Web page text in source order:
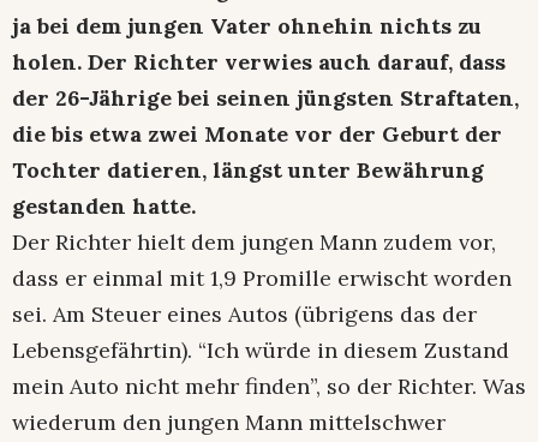
ja bei dem jungen Vater ohnehin nichts zu
holen. Der Richter verwies auch darauf, dass
der 26-Jährige bei seinen jüngsten Straftaten,
die bis etwa zwei Monate vor der Geburt der
Tochter datieren, längst unter Bewährung
gestanden hatte.
Der Richter hielt dem jungen Mann zudem vor,
dass er einmal mit 1,9 Promille erwischt worden
sei. Am Steuer eines Autos (übrigens das der
Lebensgefährtin). “Ich würde in diesem Zustand
mein Auto nicht mehr finden”, so der Richter. Was
wiederum den jungen Mann mittelschwer